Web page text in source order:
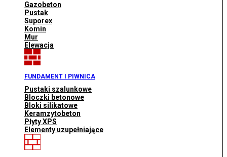
Gazobeton
Pustak
Suporex
Komin
Mur
Elewacja
FUNDAMENT I PIWNICA
Pustaki szalunkowe
Bloczki betonowe
Bloki silikatowe
Keramzytobeton
Płyty XPS
Elementy uzupełniające